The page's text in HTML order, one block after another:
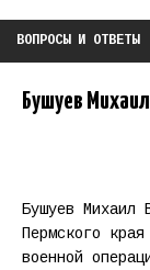
ВОПРОСЫ И ОТВЕТЫ
Бушуев
Бушуев Михаил
Пермского
военной